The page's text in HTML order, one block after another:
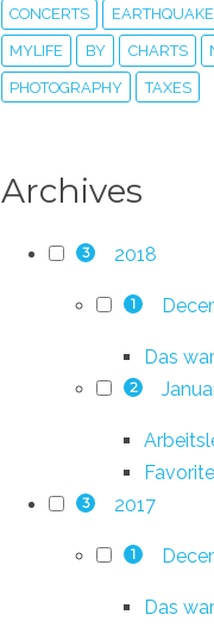
CONCERTS EARTHQUAKE
MYLIFE BY CHARTS
PHOTOGRAPHY TAXES
Archives
3 2018
1
Das
2
3 2017
1
Das